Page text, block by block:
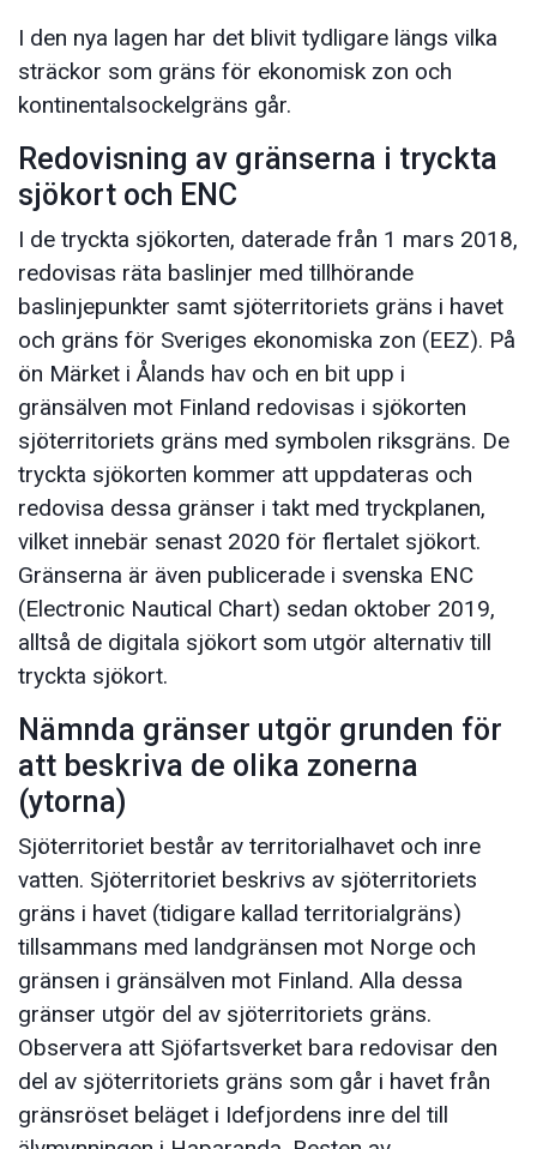
I den nya lagen har det blivit tydligare längs vilka
sträckor som gräns för ekonomisk zon och
kontinentalsockelgräns går.
Redovisning av gränserna i tryckta
sjökort och ENC
I de tryckta sjökorten, daterade från 1 mars 2018,
redovisas räta baslinjer med tillhörande
baslinjepunkter samt sjöterritoriets gräns i havet
och gräns för Sveriges ekonomiska zon (EEZ). På
ön Märket i Ålands hav och en bit upp i
gränsälven mot Finland redovisas i sjökorten
sjöterritoriets gräns med symbolen riksgräns. De
tryckta sjökorten kommer att uppdateras och
redovisa dessa gränser i takt med tryckplanen,
vilket innebär senast 2020 för flertalet sjökort.
Gränserna är även publicerade i svenska ENC
(Electronic Nautical Chart) sedan oktober 2019,
alltså de digitala sjökort som utgör alternativ till
tryckta sjökort.
Nämnda gränser utgör grunden för
att beskriva de olika zonerna
(ytorna)
Sjöterritoriet består av territorialhavet och inre
vatten. Sjöterritoriet beskrivs av sjöterritoriets
gräns i havet (tidigare kallad territorialgräns)
tillsammans med landgränsen mot Norge och
gränsen i gränsälven mot Finland. Alla dessa
gränser utgör del av sjöterritoriets gräns.
Observera att Sjöfartsverket bara redovisar den
del av sjöterritoriets gräns som går i havet från
gränsröset beläget i Idefjordens inre del till